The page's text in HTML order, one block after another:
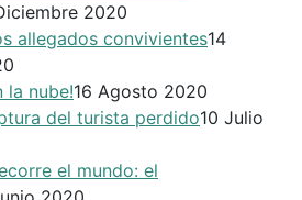
2020
allegados convivientes14
la nube!16 Agosto 2020
del turista perdido10 Julio
el mundo: el